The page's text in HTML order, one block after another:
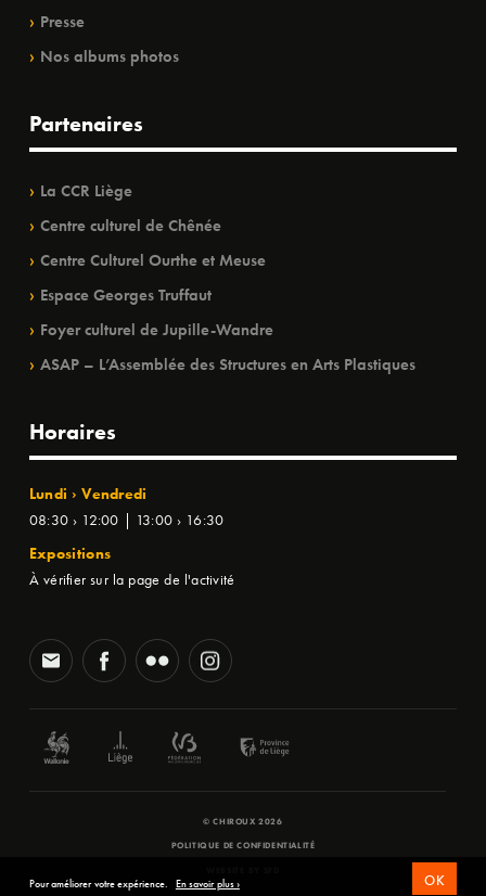
Presse
Nos albums photos
Partenaires
La CCR Liège
Centre culturel de Chênée
Centre Culturel Ourthe et Meuse
Espace Georges Truffaut
Foyer culturel de Jupille-Wandre
ASAP – L’Assemblée des Structures en Arts Plastiques
Horaires
Lundi › Vendredi
08:30 › 12:00 | 13:00 › 16:30
Expositions
À vérifier sur la page de l'activité
© CHIROUX 2026
POLITIQUE DE CONFIDENTIALITÉ
Pour améliorer votre expérience. En savoir plus › OK